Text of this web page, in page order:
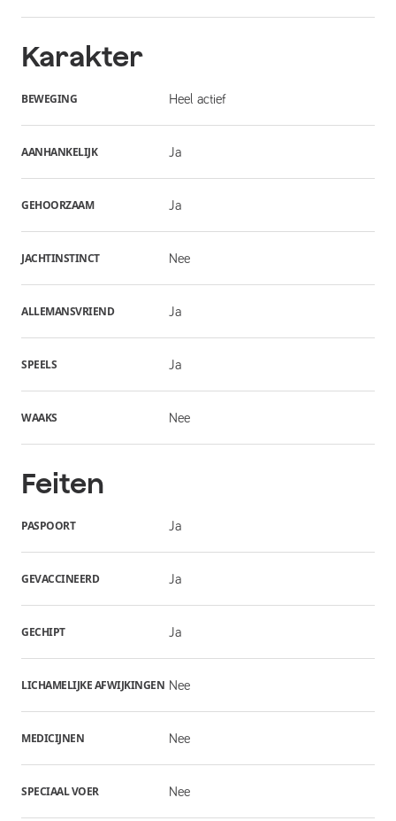
Karakter
BEWEGING Heel actief
AANHANKELIJK Ja
GEHOORZAAM Ja
JACHTINSTINCT Nee
ALLEMANSVRIEND Ja
SPEELS Ja
WAAKS Nee
Feiten
PASPOORT Ja
GEVACCINEERD Ja
GECHIPT Ja
LICHAMELIJKE AFWIJKINGEN Nee
MEDICIJNEN Nee
SPECIAAL VOER Nee